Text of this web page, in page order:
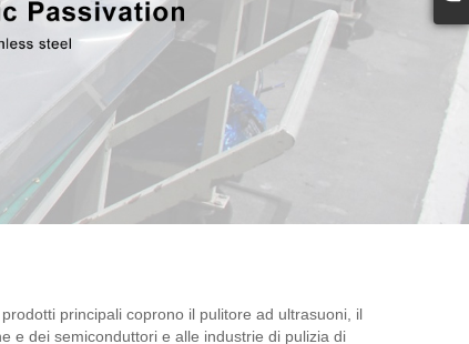
principali coprono il pulitore ad ultrasuoni, il
e dei semiconduttori e alle industrie di pulizia di